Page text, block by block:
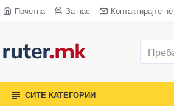
Почетна За нас Контактирајте нè
СИТЕ КАТЕГОРИИ